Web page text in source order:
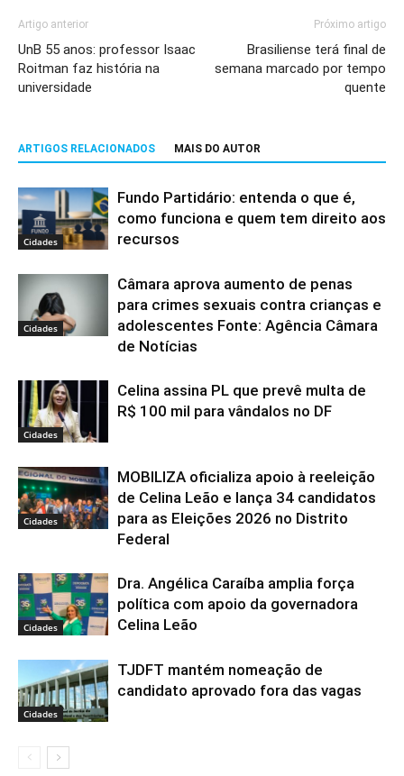
Artigo anterior
UnB 55 anos: professor Isaac
Roitman faz história na
universidade
Próximo artigo
Brasiliense terá final de
semana marcado por tempo
quente
ARTIGOS RELACIONADOS MAIS DO AUTOR
Cidades
Fundo Partidário: entenda o que é,
como funciona e quem tem direito aos
recursos
Cidades
Câmara aprova aumento de penas
para crimes sexuais contra crianças e
adolescentes Fonte: Agência Câmara
de Notícias
Cidades
Celina assina PL que prevê multa de
R$ 100 mil para vândalos no DF
Cidades
MOBILIZA oficializa apoio à reeleição
de Celina Leão e lança 34 candidatos
para as Eleições 2026 no Distrito
Federal
Cidades
Dra. Angélica Caraíba amplia força
política com apoio da governadora
Celina Leão
Cidades
TJDFT mantém nomeação de
candidato aprovado fora das vagas